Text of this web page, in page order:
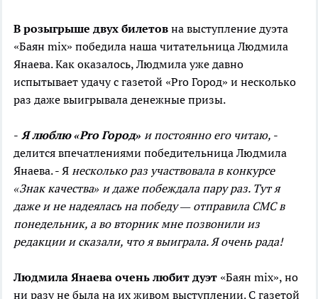
В розыгрыше двух билетов на выступление дуэта
«Баян mix» победила наша читательница Людмила
Янаева. Как оказалось, Людмила уже давно
испытывает удачу с газетой «Pro Город» и несколько
раз даже выигрывала денежные призы.
- Я люблю«Pro Город» и постоянно его читаю, -
делится впечатлениями победительница Людмила
Янаева. - Я несколько раз участвовала в конкурсе
«Знак качества» и даже побеждала пару раз. Тут я
даже и не надеялась на победу — отправила СМС в
понедельник, а во вторник мне позвонили из
редакции и сказали, что я выиграла. Я очень рада!
Людмила Янаева очень любит дуэт «Баян mix», но
ни разу не была на их живом выступлении. С газетой